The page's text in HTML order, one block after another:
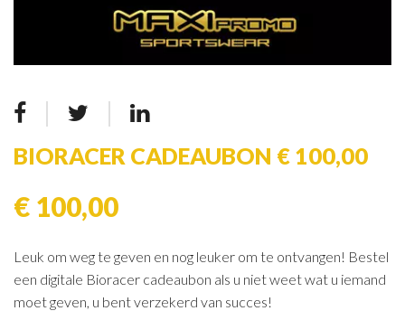
BIORACER CADEAUBON € 100,00
€ 100,00
Leuk om weg te geven en nog leuker om te ontvangen! Bestel
een digitale Bioracer cadeaubon als u niet weet wat u iemand
moet geven, u bent verzekerd van succes!